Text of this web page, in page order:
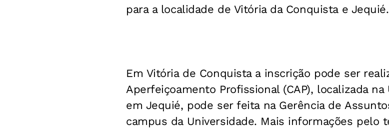
para a localidade de Vitória da Conquista e Jequié.
Em Vitória de Conquista a inscrição pode ser
Aperfeiçoamento Profissional (CAP), localizada
em Jequié, pode ser feita na Gerência de
campus da Universidade. Mais informações pelo